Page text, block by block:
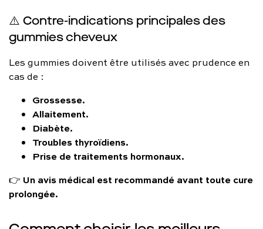
⚠️ Contre-indications principales des
gummies cheveux
Les gummies doivent être utilisés avec prudence en
cas de :
Grossesse.
Allaitement.
Diabète.
Troubles thyroïdiens.
Prise de traitements hormonaux.
👉 Un avis médical est recommandé avant toute cure
prolongée.